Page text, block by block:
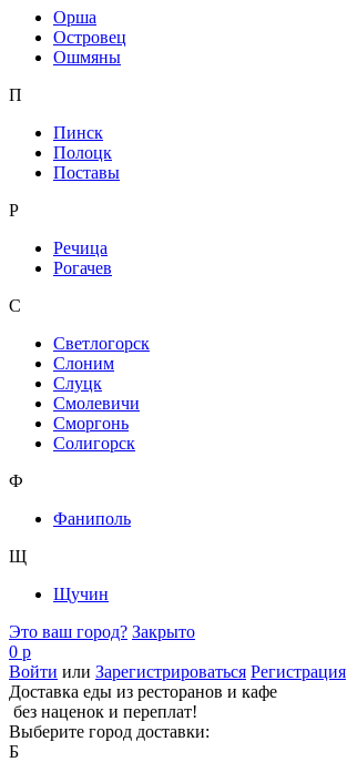
Орша
Островец
Ошмяны
П
Пинск
Полоцк
Поставы
Р
Речица
Рогачев
С
Светлогорск
Слоним
Слуцк
Смолевичи
Сморгонь
Солигорск
Ф
Фаниполь
Щ
Щучин
Это ваш город? Закрыто
0 р
Войти или Зарегистрироваться Регистрация
Доставка еды из ресторанов и кафе
без наценок и переплат!
Выберите город доставки:
Б